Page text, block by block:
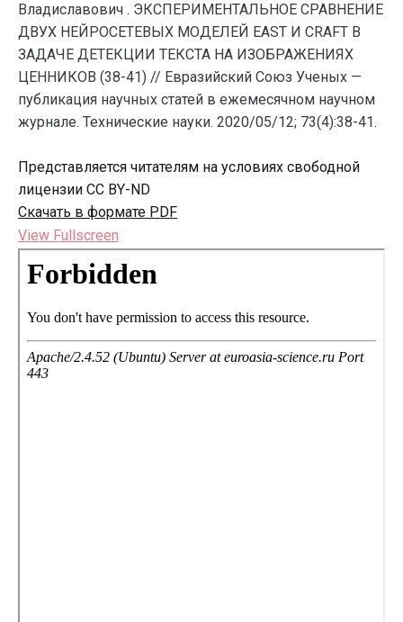
Владиславович . ЭКСПЕРИМЕНТАЛЬНОЕ СРАВНЕНИЕ
ДВУХ НЕЙРОСЕТЕВЫХ МОДЕЛЕЙ EAST И CRAFT В
ЗАДАЧЕ ДЕТЕКЦИИ ТЕКСТА НА ИЗОБРАЖЕНИЯХ
ЦЕННИКОВ (38-41) // Евразийский Союз Ученых —
публикация научных статей в ежемесячном научном
журнале. Технические науки. 2020/05/12; 73(4):38-41.
Представляется читателям на условиях свободной
лицензии CC BY-ND
Скачать в формате PDF
View Fullscreen
Перейти
содержимому